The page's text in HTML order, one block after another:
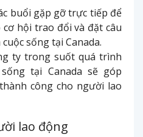
buổi gặp gỡ trực tiếp để
hội trao đổi và đặt câu
sống tại Canada.
ty trong suốt quá trình
tại Canada sẽ góp
công cho người lao
lao động